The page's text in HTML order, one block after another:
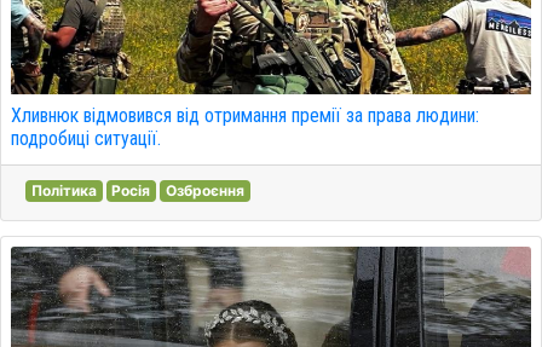
Хливнюк відмовився від отримання премії за права людини:
подробиці ситуації.
Політика Росія Озброєння